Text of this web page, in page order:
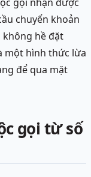
chuyển khoản
không hề đặt
một hình thức lừa
để qua mặt
gọi từ số